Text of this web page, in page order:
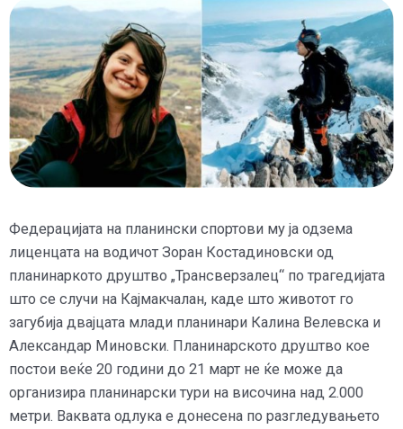
Федерацијата на планински спортови му ја одзема
лиценцата на водичот Зоран Костадиновски од
планинаркото друштво „Трансверзалец“ по трагедијата
што се случи на Кајмакчалан, каде што животот го
загубија двајцата млади планинари Калина Велевска и
Александар Миновски. Планинарското друштво кое
постои веќе 20 години до 21 март не ќе може да
организира планинарски тури на височина над 2.000
метри. Ваквата одлука е донесена по разгледувањето